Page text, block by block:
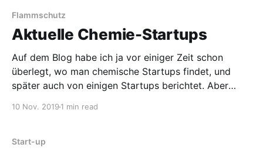
Angels Frankfurt Rhein-Main. Auf den Seiten des
Forums kann
Flammschutz
Aktuelle Chemie-Startups
Auf dem Blog habe ich ja vor einiger Zeit schon
überlegt, wo man chemische Startups findet, und
später auch von einigen Startups berichtet. Aber
up 2019
10 Nov. 2019 1 min read
Start-up